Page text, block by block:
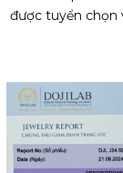
được tuyển